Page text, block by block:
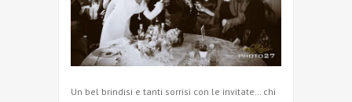
Un bel brindisi e tanti sorrisi con le invitate… chi